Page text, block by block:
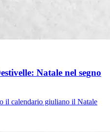
Natale nel segno
il calendario giuliano il Natale